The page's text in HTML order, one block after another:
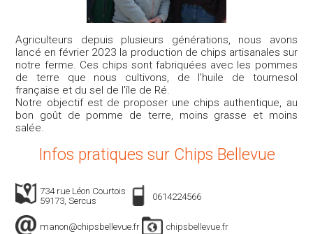
Agriculteurs depuis plusieurs générations, nous avons
lancé en février 2023 la production de chips artisanales sur
notre ferme. Ces chips sont fabriquées avec les pommes
de terre que nous cultivons, de l'huile de tournesol
française et du sel de l'île de Ré.
Notre objectif est de proposer une chips authentique, au
bon goût de pomme de terre, moins grasse et moins
salée.
Infos pratiques sur Chips Bellevue
734 rue Léon Courtois
59173, Sercus
0614224566
manon@chipsbellevue.fr chipsbellevue.fr